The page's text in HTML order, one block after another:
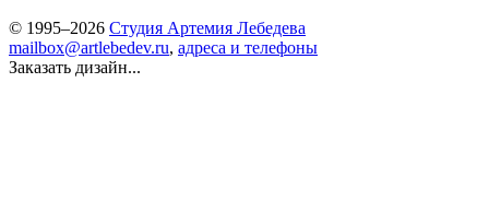
© 1995–2026 Студия Артемия Лебедева
mailbox@artlebedev.ru, адреса и телефоны
Заказать дизайн...